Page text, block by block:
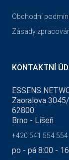
Obchodní
Zásady
KONTAKTNÍ
ESSENS
Zaoralova
62800
Brno - Líšeň
+420 541 554 554
po - pá 8:00 -